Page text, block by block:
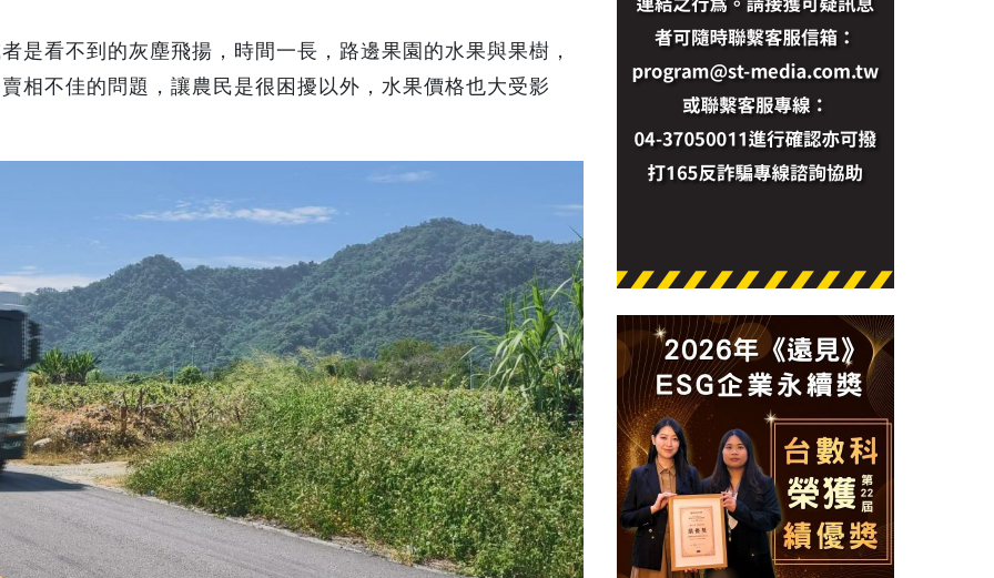
是看不到的灰塵飛揚，時間一長，路邊果園的水果與果樹，
相不佳的問題，讓農民是很困擾以外，水果價格也大受影